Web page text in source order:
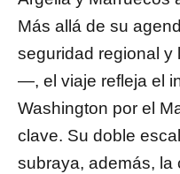
Más allá de su
seguridad regional y
—, el viaje refleja el
Washington por el
clave. Su doble
subraya, además, la